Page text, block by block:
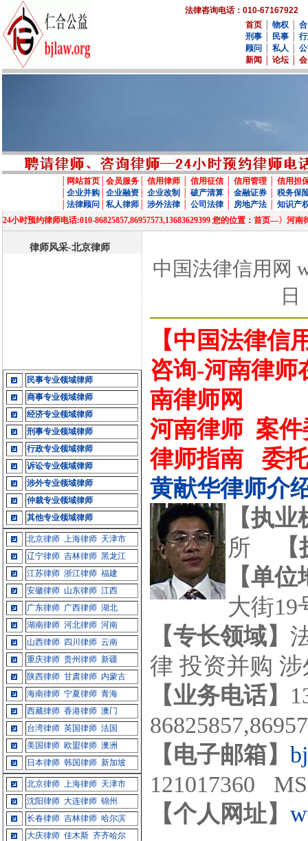
法律咨询电话：010-67167922
首页
物权
刑事
民事
顾问
私人
新闻
论坛
网站首页 会员服务 信用律师 信用征信 信用管理
信用担
企业并购 企业融资 企业改制 破产清算 金融证券
税务保
法律顾问 私人律师 涉外法律 公司法律 房地产法
知识产
24小时预约律师电话:010-86825857,86957573,13683629399 您的位置：首页—〉河
律师风采-北京律师
民事专业领域律师
商事专业领域律师
经济专业领域律师
刑事专业领域律师
行政专业领域律师
诉讼专业领域律师
涉外专业领域律师
仲裁专业领域律师
其他专业领域律师
北京律师 上海律师 天津市
辽宁律师 吉林律师 黑龙江
江苏律师 浙江律师 福建
安徽律师 山东律师 江西
广东律师 广西律师 湖北
湖南律师 河北律师 河南
山西律师
四川律师 云南
重庆律师 贵州律师 新疆
陕西律师 甘肃律师 内蒙古
海南律师 宁夏律师 青海
西藏律师 香港律师 澳门
台湾律师 英国律师 法国
美国律师 欧盟律师 澳洲
日本律师 韩国律师 新加坡
北京律师 上海律师 天津市
沈阳律师 大连律师 锦州
长春律师 吉林律师 哈尔滨
大庆律师 佳木斯 齐齐哈尔
中国法律信用网
【中国法律信
咨询-河南律师
南律师网
河南律师 案
律师指南
委
黄献华律师介
【执
所
【单
大街19
【专长领域】
律 投资并购
【业务电话】
【电子邮箱】
121017360
【个人网址】